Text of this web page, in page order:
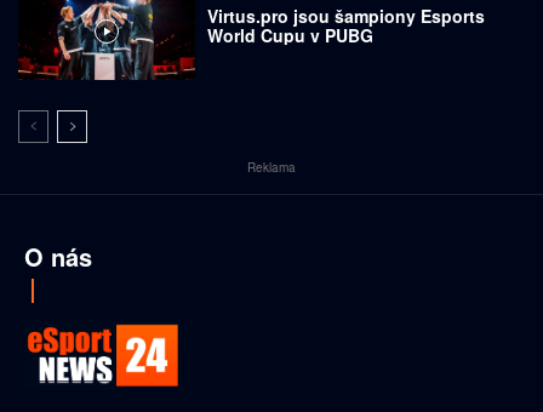
Virtus.pro jsou šampiony Esports
World Cupu v PUBG
Reklama
O nás